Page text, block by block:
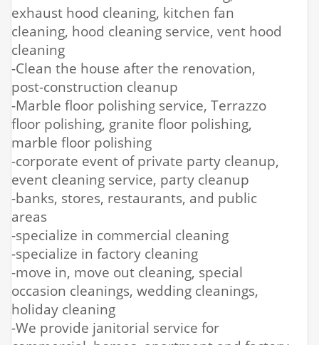
exhaust hood cleaning, kitchen fan
cleaning, hood cleaning service, vent hood
cleaning
-Clean the house after the renovation,
post-construction cleanup
-Marble floor polishing service, Terrazzo
floor polishing, granite floor polishing,
marble floor polishing
-corporate event of private party cleanup,
event cleaning service, party cleanup
-banks, stores, restaurants, and public
areas
-specialize in commercial cleaning
-specialize in factory cleaning
-move in, move out cleaning, special
occasion cleanings, wedding cleanings,
holiday cleaning
-We provide janitorial service for